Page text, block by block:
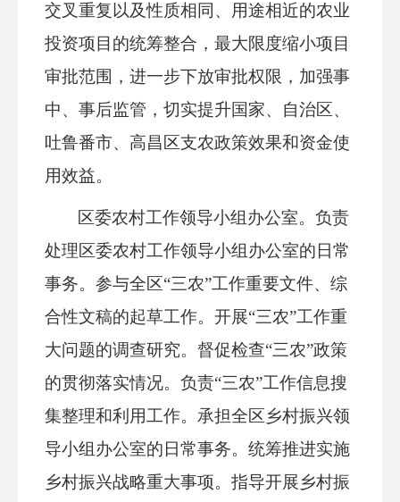
交叉重复以及性质相同、用途相近的农业
投资项目的统筹整合，最大限度缩小项目
审批范围，进一步下放审批权限，加强事
中、事后监管，切实提升国家、自治区、
吐鲁番市、高昌区支农政策效果和资金使
用效益。
区委农村工作领导小组办公室。负责
处理区委农村工作领导小组办公室的日常
事务。参与全区“三农”工作重要文件、综
合性文稿的起草工作。开展“三农”工作重
大问题的调查研究。督促检查“三农”政策
的贯彻落实情况。负责“三农”工作信息搜
集整理和利用工作。承担全区乡村振兴领
导小组办公室的日常事务。统筹推进实施
乡村振兴战略重大事项。指导开展乡村振